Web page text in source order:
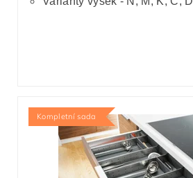
Kompletní sada